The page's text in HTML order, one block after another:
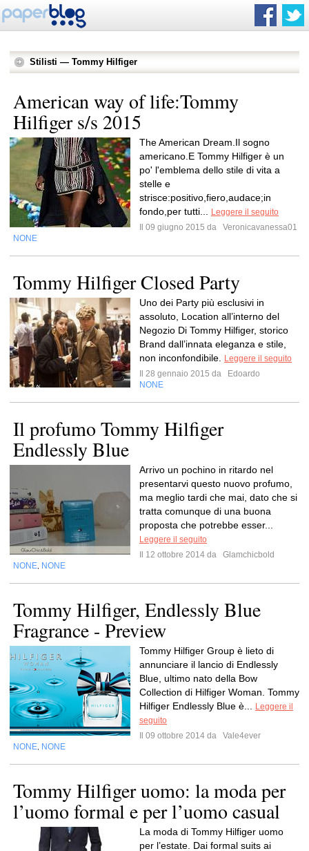
Stilisti — Tommy Hilfiger
American way of life:Tommy
Hilfiger s/s 2015
The American Dream.Il sogno
americano.E Tommy Hilfiger è un
po' l'emblema dello stile di vita a
stelle e
strisce:positivo,fiero,audace;in
fondo,per tutti...
Leggere il seguito
Il 09 giugno 2015 da
Veronicavanessa01
NONE
Tommy Hilfiger Closed Party
Uno dei Party più esclusivi in
assoluto, Location all’interno del
Negozio Di Tommy Hilfiger, storico
Brand dall’innata eleganza e stile,
non inconfondibile.
Leggere il seguito
Il 28 gennaio 2015 da
Edoardo
NONE
Il profumo Tommy Hilfiger
Endlessly Blue
Arrivo un pochino in ritardo nel
presentarvi questo nuovo profumo,
ma meglio tardi che mai, dato che si
tratta comunque di una buona
proposta che potrebbe esser...
Leggere il seguito
Il 12 ottobre 2014 da
Glamchicbold
NONE NONE
Tommy Hilfiger, Endlessly Blue
Fragrance - Preview
Tommy Hilfiger Group è lieto di
annunciare il lancio di Endlessly
Blue, ultimo nato della Bow
Collection di Hilfiger Woman. Tommy
Hilfiger Endlessly Blue è...
Leggere il
seguito
Il 09 ottobre 2014 da
Vale4ever
NONE NONE
Tommy Hilfiger uomo: la moda per
l’uomo formal e per l’uomo casual
La moda di Tommy Hilfiger uomo
per l’estate. Dai formal suits ai